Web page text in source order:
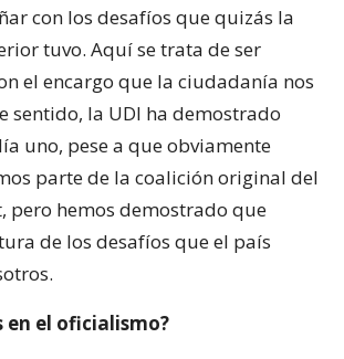
con los desafíos que quizás la
tuvo. Aquí se trata de ser
el encargo que la ciudadanía nos
sentido, la UDI ha demostrado
uno, pese a que obviamente
parte de la coalición original del
pero hemos demostrado que
de los desafíos que el país
en el oficialismo?